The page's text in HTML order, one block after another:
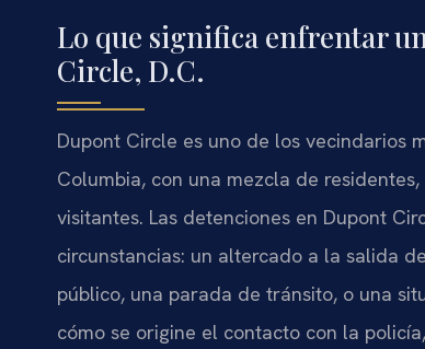
Lo que significa enfrentar
Circle, D.C.
Dupont Circle es uno de los vecindarios
Columbia, con una mezcla de
visitantes. Las detenciones en Dupont
circunstancias: un altercado a la salida
público, una parada de tránsito, o una
cómo se origine el contacto con la